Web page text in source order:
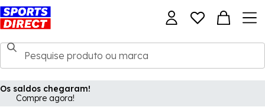
Os saldos chegaram!
Compre agora!